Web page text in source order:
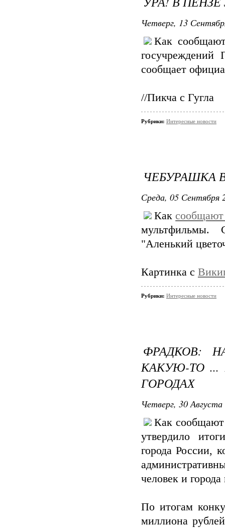
Четверг, 13
Как
сообщает
//Пикча с Гугла
Рубрики: Интересные новости
ЧЕБУРАШКА
Среда, 05 Сентября
Как
"Аленький
Картинка с
Рубрики: Интересные новости
ФРАДКОВ:
КАКУЮ-ТО
ГОРОДАХ
Четверг, 30
Как
утвердило
города России,
человек и
По итогам
миллиона